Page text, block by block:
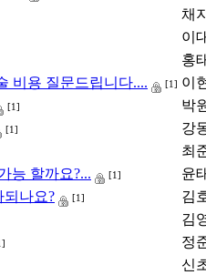
채
이
홍
비용 질문드립니다.... [1] 이
[1] 박
[1] 강
최
능 할까요?... [1] 윤
되나요? [1] 김
김
정
신